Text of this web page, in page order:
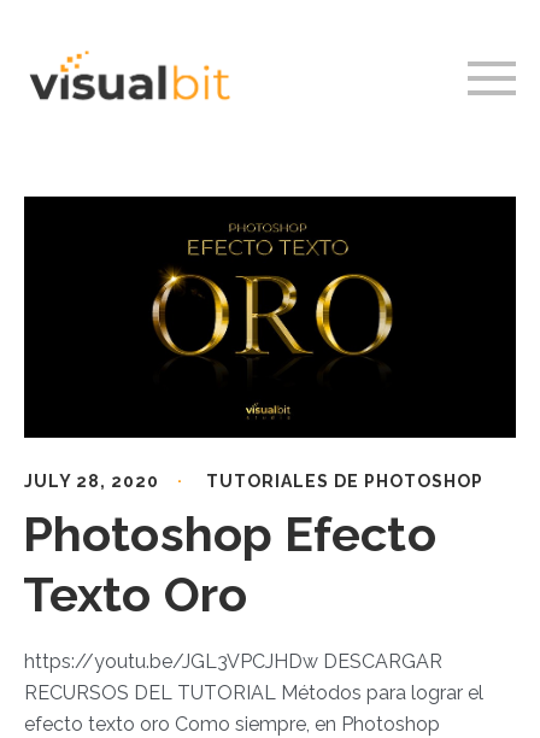
JULY 28, 2020 TUTORIALES DE PHOTOSHOP
Photoshop Efecto
Texto Oro
https://youtu.be/JGL3VPCJHDw DESCARGAR
RECURSOS DEL TUTORIAL Métodos para lograr el
efecto texto oro Como siempre, en Photoshop